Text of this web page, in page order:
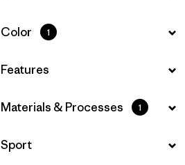
Filtrar por
Color 1
Filtrar por
Features
Filtrar por
Materials & Processes 1
Filtrar por
Sport